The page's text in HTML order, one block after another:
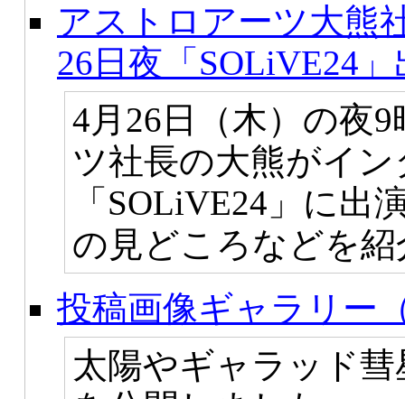
アストロアーツ大
26日夜「SOLiVE24」
4月26日（木）の夜
ツ社長の大熊がイ
「SOLiVE24」に出
の見どころなどを
投稿画像ギャラリー
太陽やギャラッド